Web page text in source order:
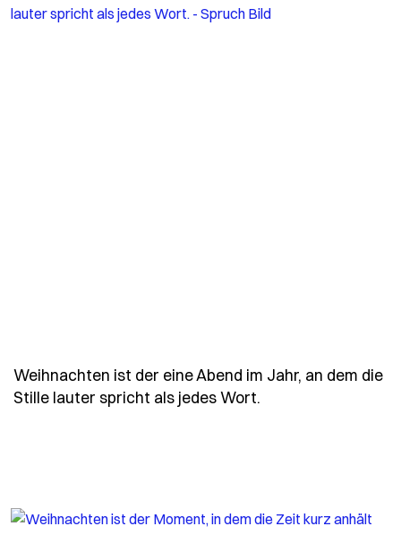
Weihnachten ist der eine Abend im Jahr, an dem die
Stille lauter spricht als jedes Wort.